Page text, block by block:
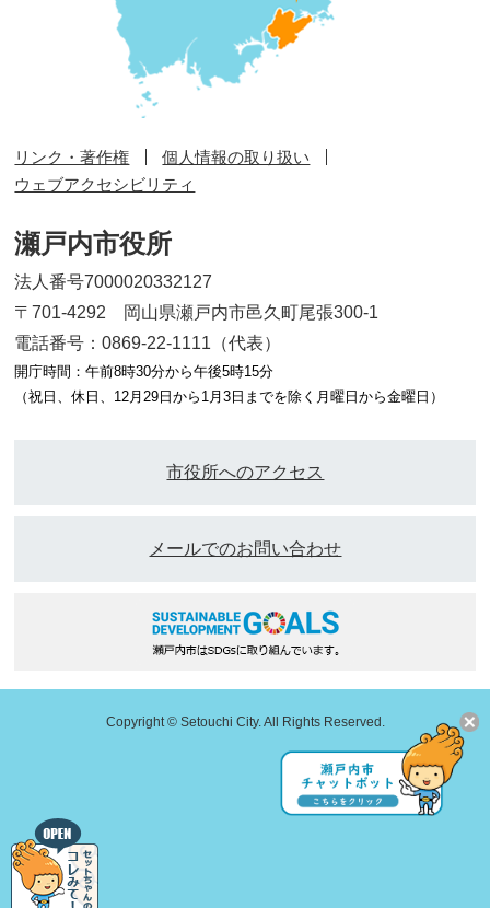
リンク・著作権
個人情報の取り扱い
ウェブアクセシビリティ
瀬戸内市役所
法人番号7000020332127
〒701-4292 岡山県瀬戸内市邑久町尾張300-1
電話番号：0869-22-1111（代表）
開庁時間：午前8時30分から午後5時15分
（祝日、休日、12月29日から1月3日までを除く月曜日から金曜日）
市役所へのアクセス
メールでのお問い合わせ
Copyright © Setouchi City. All Rights Reserved.